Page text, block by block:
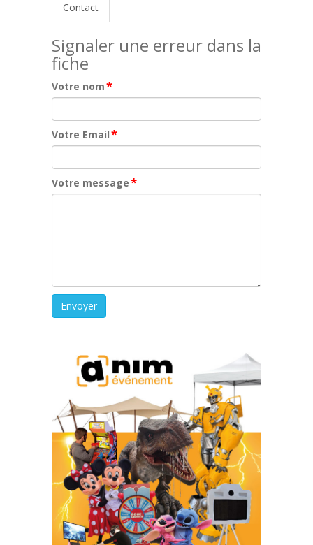
Contact
Signaler une erreur dans la
fiche
Votre nom*
Votre Email*
Votre message*